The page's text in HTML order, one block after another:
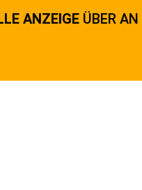
ANZEIGE ÜBER AN